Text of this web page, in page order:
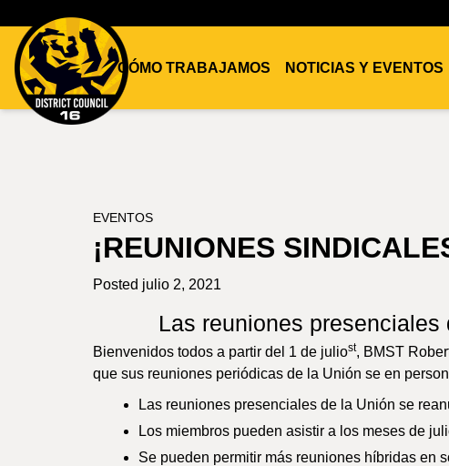
CÓMO TRABAJAMOS NOTICIAS Y EVENTOS
EVENTOS
¡REUNIONES
Posted julio 2, 2021
Las reuniones
Bienvenidos todos a partir del 1 de juliost, BMST
que sus reuniones periódicas de la Unión se en
Las reuniones presenciales de la Unión se
Los miembros pueden asistir a los meses de
Se pueden permitir más reuniones híbridas en